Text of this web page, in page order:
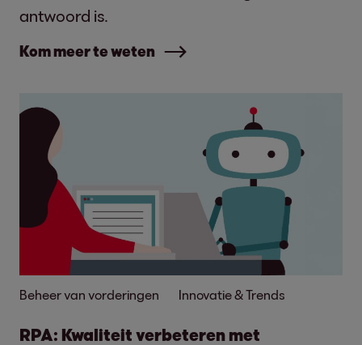
antwoord is.
Kom meer te weten
Beheer van vorderingen Innovatie & Trends
RPA: Kwaliteit verbeteren met